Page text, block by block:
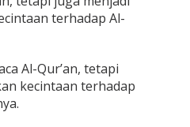
terhadap Al-
Al-Qur’an, tetapi
kecintaan terhadap